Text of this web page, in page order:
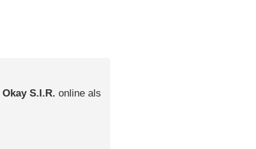
Okay S.I.R. online als